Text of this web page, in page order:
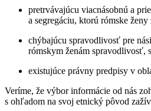
pretrvávajúcu viacnásobnú a
a segregáciu, ktorú rómske
chýbajúcu spravodlivosť pre
rómskym ženám spravodlivosť,
existujúce právny predpisy v
Veríme, že výbor informácie od nás
s ohľadom na svoj etnický pôvod